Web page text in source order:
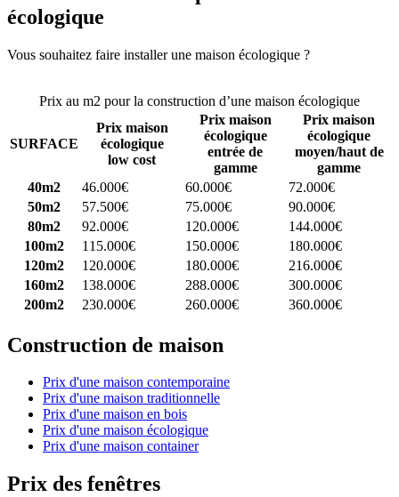
écologique
Vous souhaitez faire installer une maison écologique ?
Prix au m2 pour la construction d’une maison écologique
SURFACE
Prix maison
écologique
low cost
Prix maison
écologique
entrée de
gamme
Prix maison
écologique
moyen/haut de
gamme
40m2
46.000€ 60.000€
72.000€
50m2
57.500€ 75.000€
90.000€
80m2
92.000€ 120.000€
144.000€
100m2
115.000€ 150.000€
180.000€
120m2
120.000€ 180.000€
216.000€
160m2
138.000€ 288.000€
300.000€
200m2
230.000€ 260.000€ 360.000€
Construction de maison
Prix d'une maison contemporaine
Prix d'une maison traditionnelle
Prix d'une maison en bois
Prix d'une maison écologique
Prix d'une maison container
Prix des fenêtres